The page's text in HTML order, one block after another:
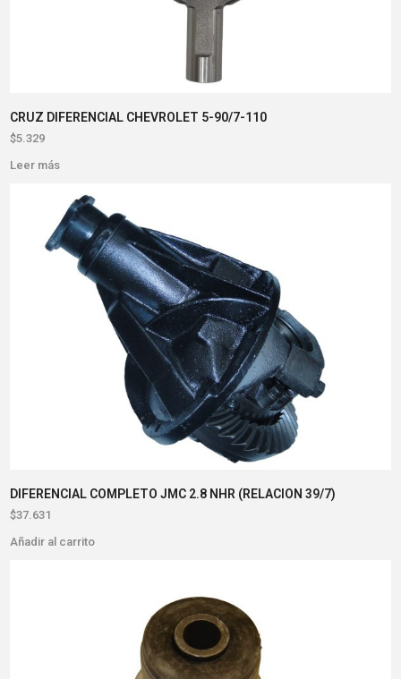
CRUZ DIFERENCIAL CHEVROLET 5-90/7-110
$5.329
Leer más
DIFERENCIAL COMPLETO JMC 2.8 NHR (RELACION 39/7)
$37.631
Añadir al carrito